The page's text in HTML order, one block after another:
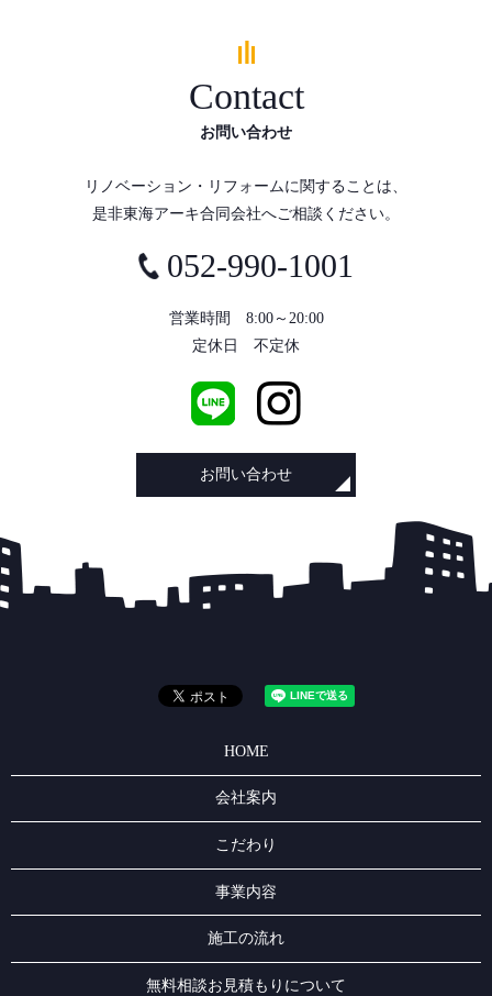
Contact
お問い合わせ
リノベーション・リフォームに関することは、
是非東海アーキ合同会社へご相談ください。
052-990-1001
営業時間 8:00～20:00
定休日 不定休
お問い合わせ
HOME
会社案内
こだわり
事業内容
施工の流れ
無料相談お見積もりについて